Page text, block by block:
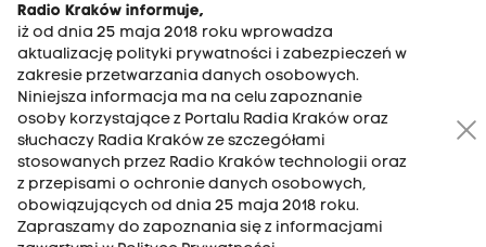
RADIO KRAKÓW SA. Aleja Juliusza Słowackiego 22, 30-007
Kraków
Antena: 12 200 33 33
Radio Kraków informuje,
iż od dnia 25 maja 2018 roku wprowadza
aktualizację polityki prywatności i zabezpieczeń w
zakresie przetwarzania danych osobowych.
Niniejsza informacja ma na celu zapoznanie
osoby korzystające z Portalu Radia Kraków oraz
słuchaczy Radia Kraków ze szczegółami
stosowanych przez Radio Kraków technologii oraz
z przepisami o ochronie danych osobowych,
obowiązujących od dnia 25 maja 2018 roku.
Zapraszamy do zapoznania się z informacjami